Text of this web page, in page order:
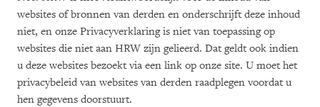
websites of bronnen van derden en onderschrijft deze inhoud
niet, en onze Privacyverklaring is niet van toepassing op
websites die niet aan HRW zijn gelieerd. Dat geldt ook indien
u deze websites bezoekt via een link op onze site. U moet het
privacybeleid van websites van derden raadplegen voordat u
hen gegevens doorstuurt.